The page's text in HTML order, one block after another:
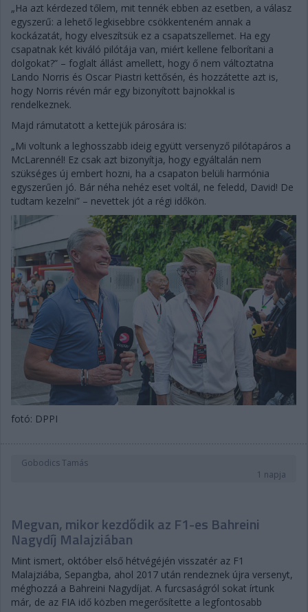
„Ha azt kérdezed tőlem, mit tennék ebben az esetben, a válasz
egyszerű: a lehető legkisebbre csökkenteném annak a
kockázatát, hogy elveszítsük ez a csapatszellemet. Ha egy
csapatnak két kiváló pilótája van, miért kellene felborítani a
dolgokat?” – foglalt állást amellett, hogy ő nem változtatna
Lando Norris és Oscar Piastri kettősén, és hozzátette azt is,
hogy Norris révén már egy bizonyított bajnokkal is
rendelkeznek.
Majd rámutatott a kettejük párosára is:
„Mi voltunk a leghosszabb ideig együtt versenyző pilótapáros a
McLarennél! Ez csak azt bizonyítja, hogy egyáltalán nem
szükséges új embert hozni, ha a csapaton belüli harmónia
egyszerűen jó. Bár néha nehéz eset voltál, ne feledd, David! De
tudtam kezelni” – nevettek jót a régi időkön.
fotó: DPPI
Gobodics Tamás
1 napja
Megvan, mikor kezdődik az F1-es Bahreini
Nagydíj Malajziában
Mint ismert, október első hétvégéjén visszatér az F1
Malajziába, Sepangba, ahol 2017 után rendeznek újra versenyt,
méghozzá a Bahreini Nagydíjat. A furcsaságról sokat írtunk
már, de az FIA idő közben megerősítette a legfontosabb